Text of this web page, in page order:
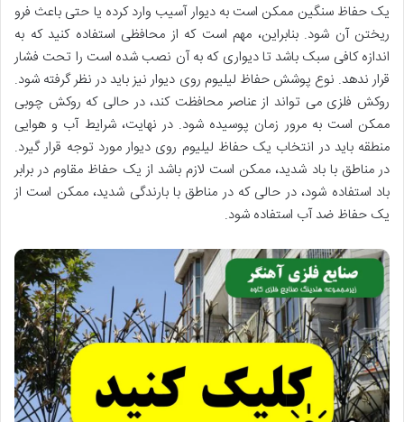
یک حفاظ سنگین ممکن است به دیوار آسیب وارد کرده یا حتی باعث فرو
ریختن آن شود. بنابراین، مهم است که از محافظی استفاده کنید که به
اندازه کافی سبک باشد تا دیواری که به آن نصب شده است را تحت فشار
قرار ندهد. نوع پوشش حفاظ لیلیوم روی دیوار نیز باید در نظر گرفته شود.
روکش فلزی می تواند از عناصر محافظت کند، در حالی که روکش چوبی
ممکن است به مرور زمان پوسیده شود. در نهایت، شرایط آب و هوایی
منطقه باید در انتخاب یک حفاظ لیلیوم روی دیوار مورد توجه قرار گیرد.
در مناطق با باد شدید، ممکن است لازم باشد از یک حفاظ مقاوم در برابر
باد استفاده شود، در حالی که در مناطق با بارندگی شدید، ممکن است از
یک حفاظ ضد آب استفاده شود.